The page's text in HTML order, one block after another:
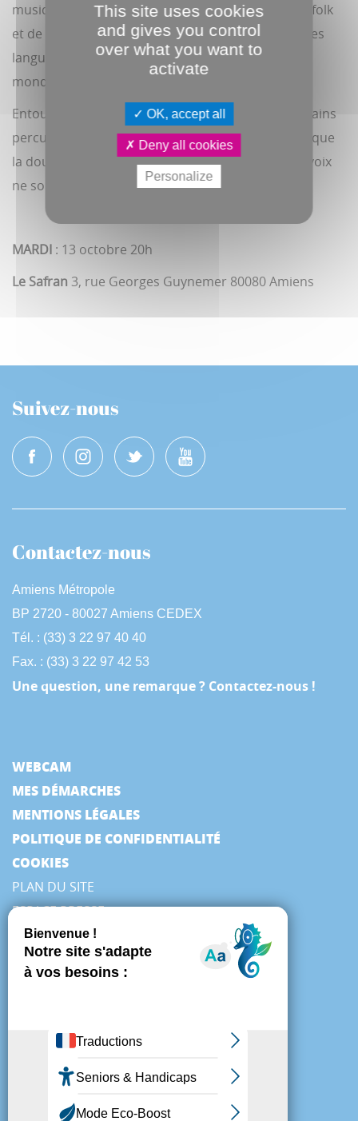
musique porteuse de messages. À la frontière du folk
et de la soul, elle entremêle les styles autant que les
langues sur des textes qui chantent la beauté du
monde et de la nature.
Entouré d'une guitare, d'un cajon ainsi que des mains
percussives de Thimothé Faure, leur musique évoque
la douceur du miel et le parfum des épices, leurs voix
ne sont pas sans rappeler Coco Rosie.
MARDI : 13 octobre 20h
Le Safran 3, rue Georges Guynemer 80080 Amiens
Suivez-nous
Contactez-nous
Amiens Métropole
BP 2720 - 80027 Amiens CEDEX
Tél. : (33) 3 22 97 40 40
Fax. : (33) 3 22 97 42 53
Une question, une remarque ? Contactez-nous !
WEBCAM
MES DÉMARCHES
MENTIONS LÉGALES
POLITIQUE DE CONFIDENTIALITÉ
COOKIES
PLAN DU SITE
ESPACE PRESSE
This site uses cookies
and gives you control
over what you want to
activate
OK, accept all
Deny all cookies
Personalize